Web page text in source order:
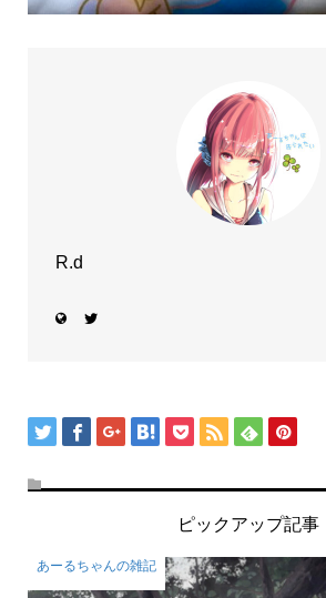
R.d
ピックアップ記事
あーるちゃんの雑記